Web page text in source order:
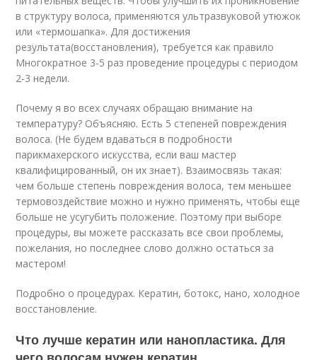
в структуру волоса, применяются ультразвуковой утюжок
или «термошапка». Для достижения
результата(восстановления), требуется как правило
Многократное 3-5 раз проведение процедуры с периодом
2-3 недели.
Почему я во всех случаях обращаю внимание на
температуру? Объясняю. Есть 5 степеней повреждения
волоса. (Не будем вдаваться в подробности
парикмахерского искусства, если ваш мастер
квалифицированный, он их знает). Взаимосвязь такая:
чем больше степень повреждения волоса, тем меньшее
термовоздействие можно и нужно применять, чтобы еще
больше не усугубить положение. Поэтому при выборе
процедуры, вы можете рассказать все свои проблемы,
пожелания, но последнее слово должно остаться за
мастером!
Подробно о процедурах. Кератин, ботокс, нано, холодное
восстановление.
Что лучше кератин или нанопластика. Для